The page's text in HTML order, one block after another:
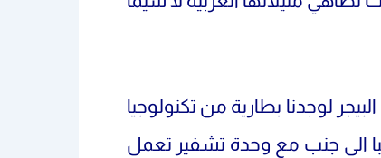
لوجدنا بطارية من تكنولوجيا
الى جنب مع وحدة تشفير تعمل